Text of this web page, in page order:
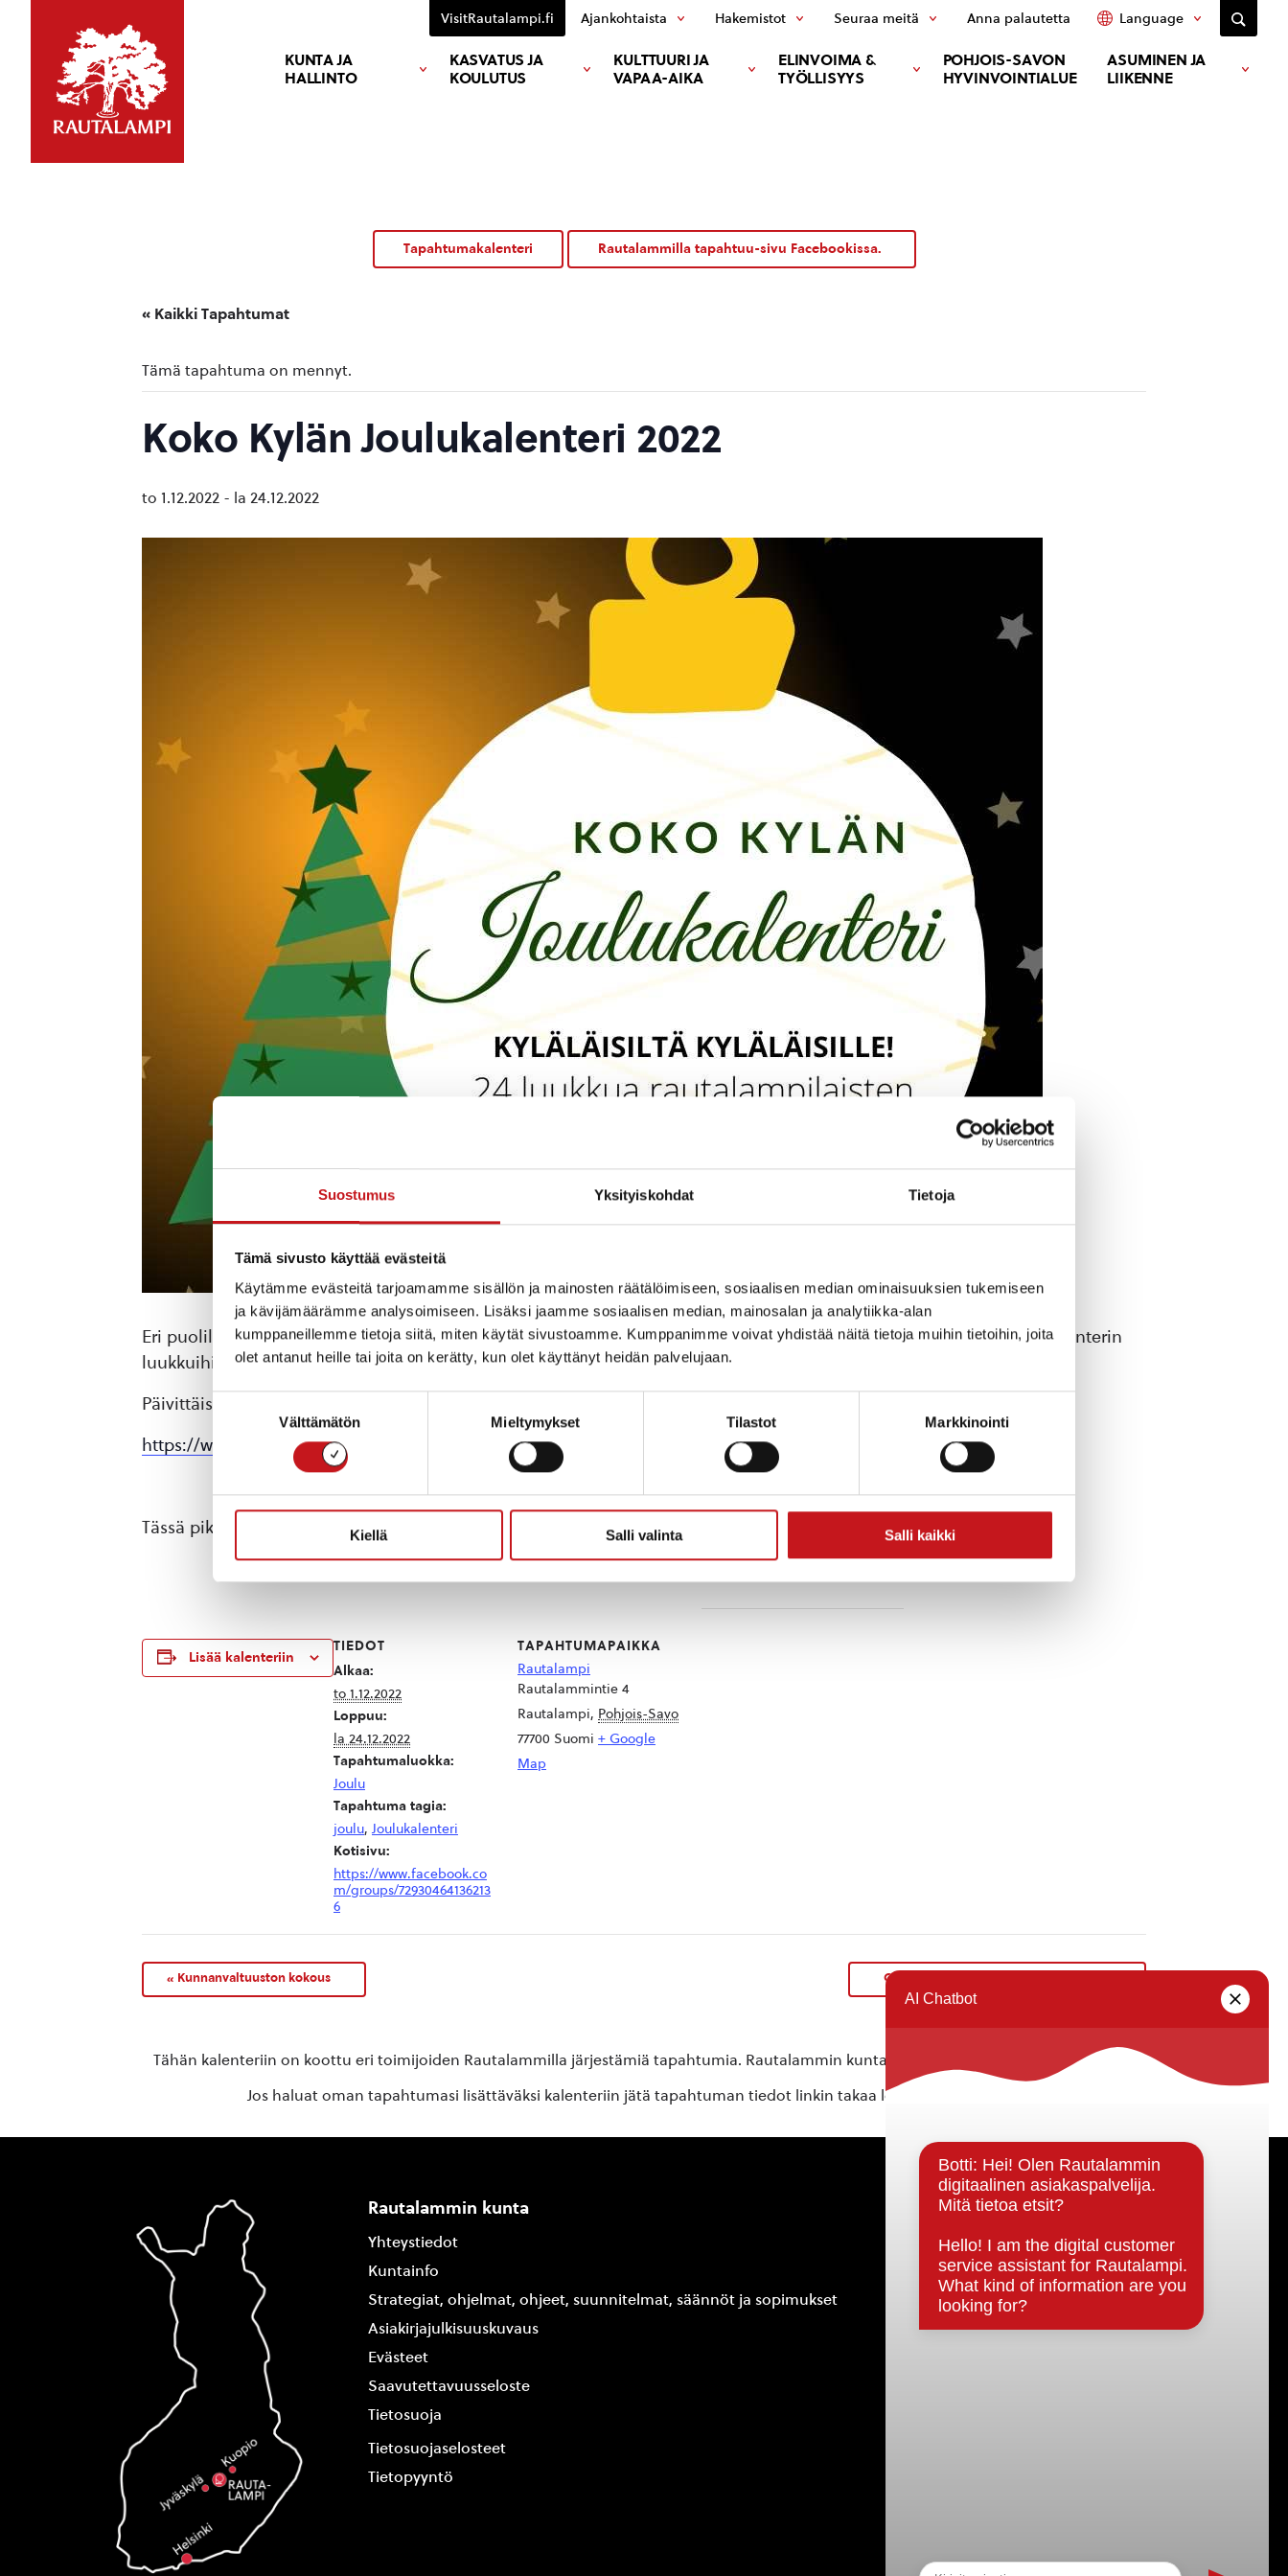
Suostumus Yksityiskohdat Tietoja
Tämä sivusto käyttää evästeitä
Käytämme evästeitä tarjoamamme sisällön ja mainosten räätälöimiseen, sosiaalisen median ominaisuuksien tukemiseen
ja kävijämäärämme analysoimiseen. Lisäksi jaamme sosiaalisen median, mainosalan ja analytiikka-alan
kumppaneillemme tietoja siitä, miten käytät sivustoamme. Kumppanimme voivat yhdistää näitä tietoja muihin tietoihin, joita
olet antanut heille tai joita on kerätty, kun olet käyttänyt heidän palvelujaan.
Välttämätön Mieltymykset Tilastot Markkinointi
Kiellä Salli valinta Salli kaikki
KUNTA JA
HALLINTO
KASVATUS JA
KOULUTUS
KULTTUURI JA
VAPAA-AIKA
ELINVOIMA &
TYÖLLISYYS
POHJOIS-SAVON
HYVINVOINTIALUE
ASUMINEN JA
LIIKENNE
VisitRautalampi.fi Ajankohtaista Hakemistot Seuraa meitä Anna palautetta Language
Tapahtumakalenteri Rautalammilla tapahtuu-sivu Facebookissa.
« Kaikki Tapahtumat
Tämä tapahtuma on mennyt.
Koko Kylän Joulukalenteri 2022
to 1.12.2022 - la 24.12.2022
Eri puolilla Rautalammin kylää pääsee ihastelemaan, kuuntelemaan, kurkkimaan ja osallistumaan erilaisiin joulukalenterin
luukkuihin, joita ovat koonneet rautalampilaiset yksityiset, yritykset ja yhteisöt.
Päivittäiset luukut avautuvat Facebookissa:
https://www.facebook.com/groups/729304641362136
Tässä pikku kurkistus tuleviin luukkuihin:
Lisää kalenteriin
TIEDOT
Alkaa:
to 1.12.2022
Loppuu:
la 24.12.2022
Tapahtumaluokka:
Joulu
Tapahtuma tagia:
joulu, Joulukalenteri
Kotisivu:
https://www.facebook.co
m/groups/72930464136213
6
TAPAHTUMAPAIKKA
Rautalampi
Rautalammintie 4
Rautalampi, Pohjois-Savo
77700 Suomi + Google
Map
« Kunnanvaltuuston kokous Osallistuvan budjetoinnin ideatyöpaja
Tähän kalenteriin on koottu eri toimijoiden Rautalammilla järjestämiä tapahtumia. Rautalammin kunta ei vastaa tietojen oikeellisuudesta.
Jos haluat oman tapahtumasi lisättäväksi kalenteriin jätä tapahtuman tiedot linkin takaa löytyvällä
Rautalammin kunta
Yhteystiedot
Kuntainfo
Strategiat, ohjelmat, ohjeet, suunnitelmat, säännöt ja sopimukset
Asiakirjajulkisuuskuvaus
Evästeet
Saavutettavuusseloste
Tietosuoja
Tietosuojaselosteet
Tietopyyntö
Päätöksenteko ja lähidemokratia
Päätökset, esityslistat & pöytäkirjat
Hallinto
Kunnanhallitus
Kunnanvaltuusto